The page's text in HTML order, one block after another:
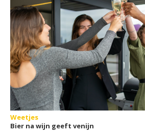
Weetjes
Bier na wijn geeft venijn